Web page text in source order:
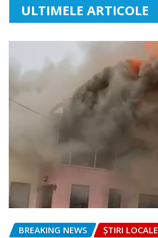
ULTIMELE ARTICOLE
BREAKING NEWS ȘTIRI LOCALE